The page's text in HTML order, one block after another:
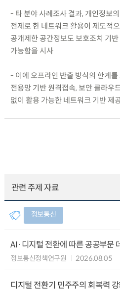
- 타 분야 사례조사 결과, 개인정보
전제로 한 네트워크 활용이 제도적
공개제한 공간정보도 보호조치 기
가능함을 시사
- 이에 오프라인 반출 방식의 한계
전용망 기반 원격접속, 보안 클라우
없이 활용 가능한 네트워크 기반 제
관련 주제 자료
정보통신
AI·디지털 전환에 따른 공공부문
정보통신정책연구원 2026.08.05
디지털 전환기 민주주의 회복력